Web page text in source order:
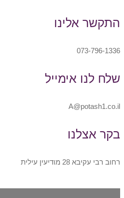
התקשר אלינו
073-796-1336
שלח לנו אימייל
A@potash1.co.il
בקר אצלנו
רחוב רבי עקיבא 28 מודיעין עילית